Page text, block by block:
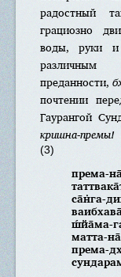
радостный
грациозно
воды, руки
различным
преданности,
почтении
Гаурангой
кришна-премы!
(3)
према-
са̄н̇га-
ш́йа̄ма-
матта-
према-